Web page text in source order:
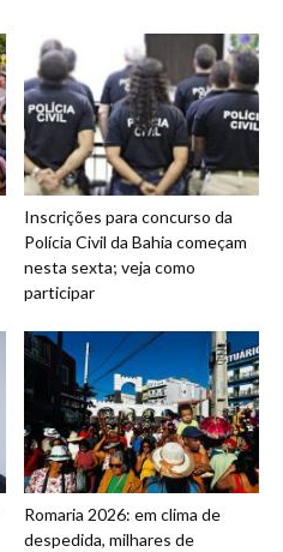
Inscrições para concurso da
Polícia Civil da Bahia começam
nesta sexta; veja como
participar
Romaria 2026: em clima de
despedida, milhares de